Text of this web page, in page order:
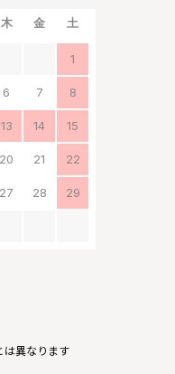
木 金 土
1
6 7 8
13 14 15
20 21 22
27 28 29
異なります